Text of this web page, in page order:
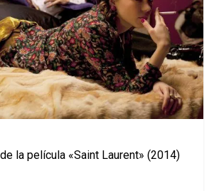
la película «Saint Laurent» (2014)